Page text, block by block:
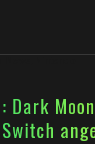
Dark
Switch